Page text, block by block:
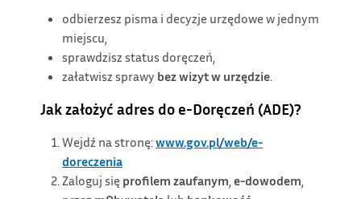
odbierzesz pisma i decyzje urzędowe w jednym
miejscu,
sprawdzisz status doręczeń,
załatwisz sprawy bez wizyt w urzędzie.
Jak założyć adres do e-Doręczeń (ADE)?
Wejdź na stronę:www.gov.pl/web/e-
doreczenia
Zaloguj się profilem zaufanym,e-dowodem,